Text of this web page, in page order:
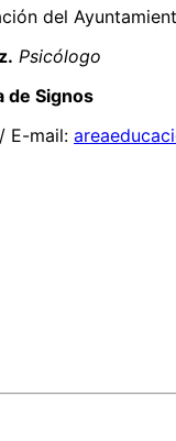
del
Psicólogo
de Signos
E-mail: